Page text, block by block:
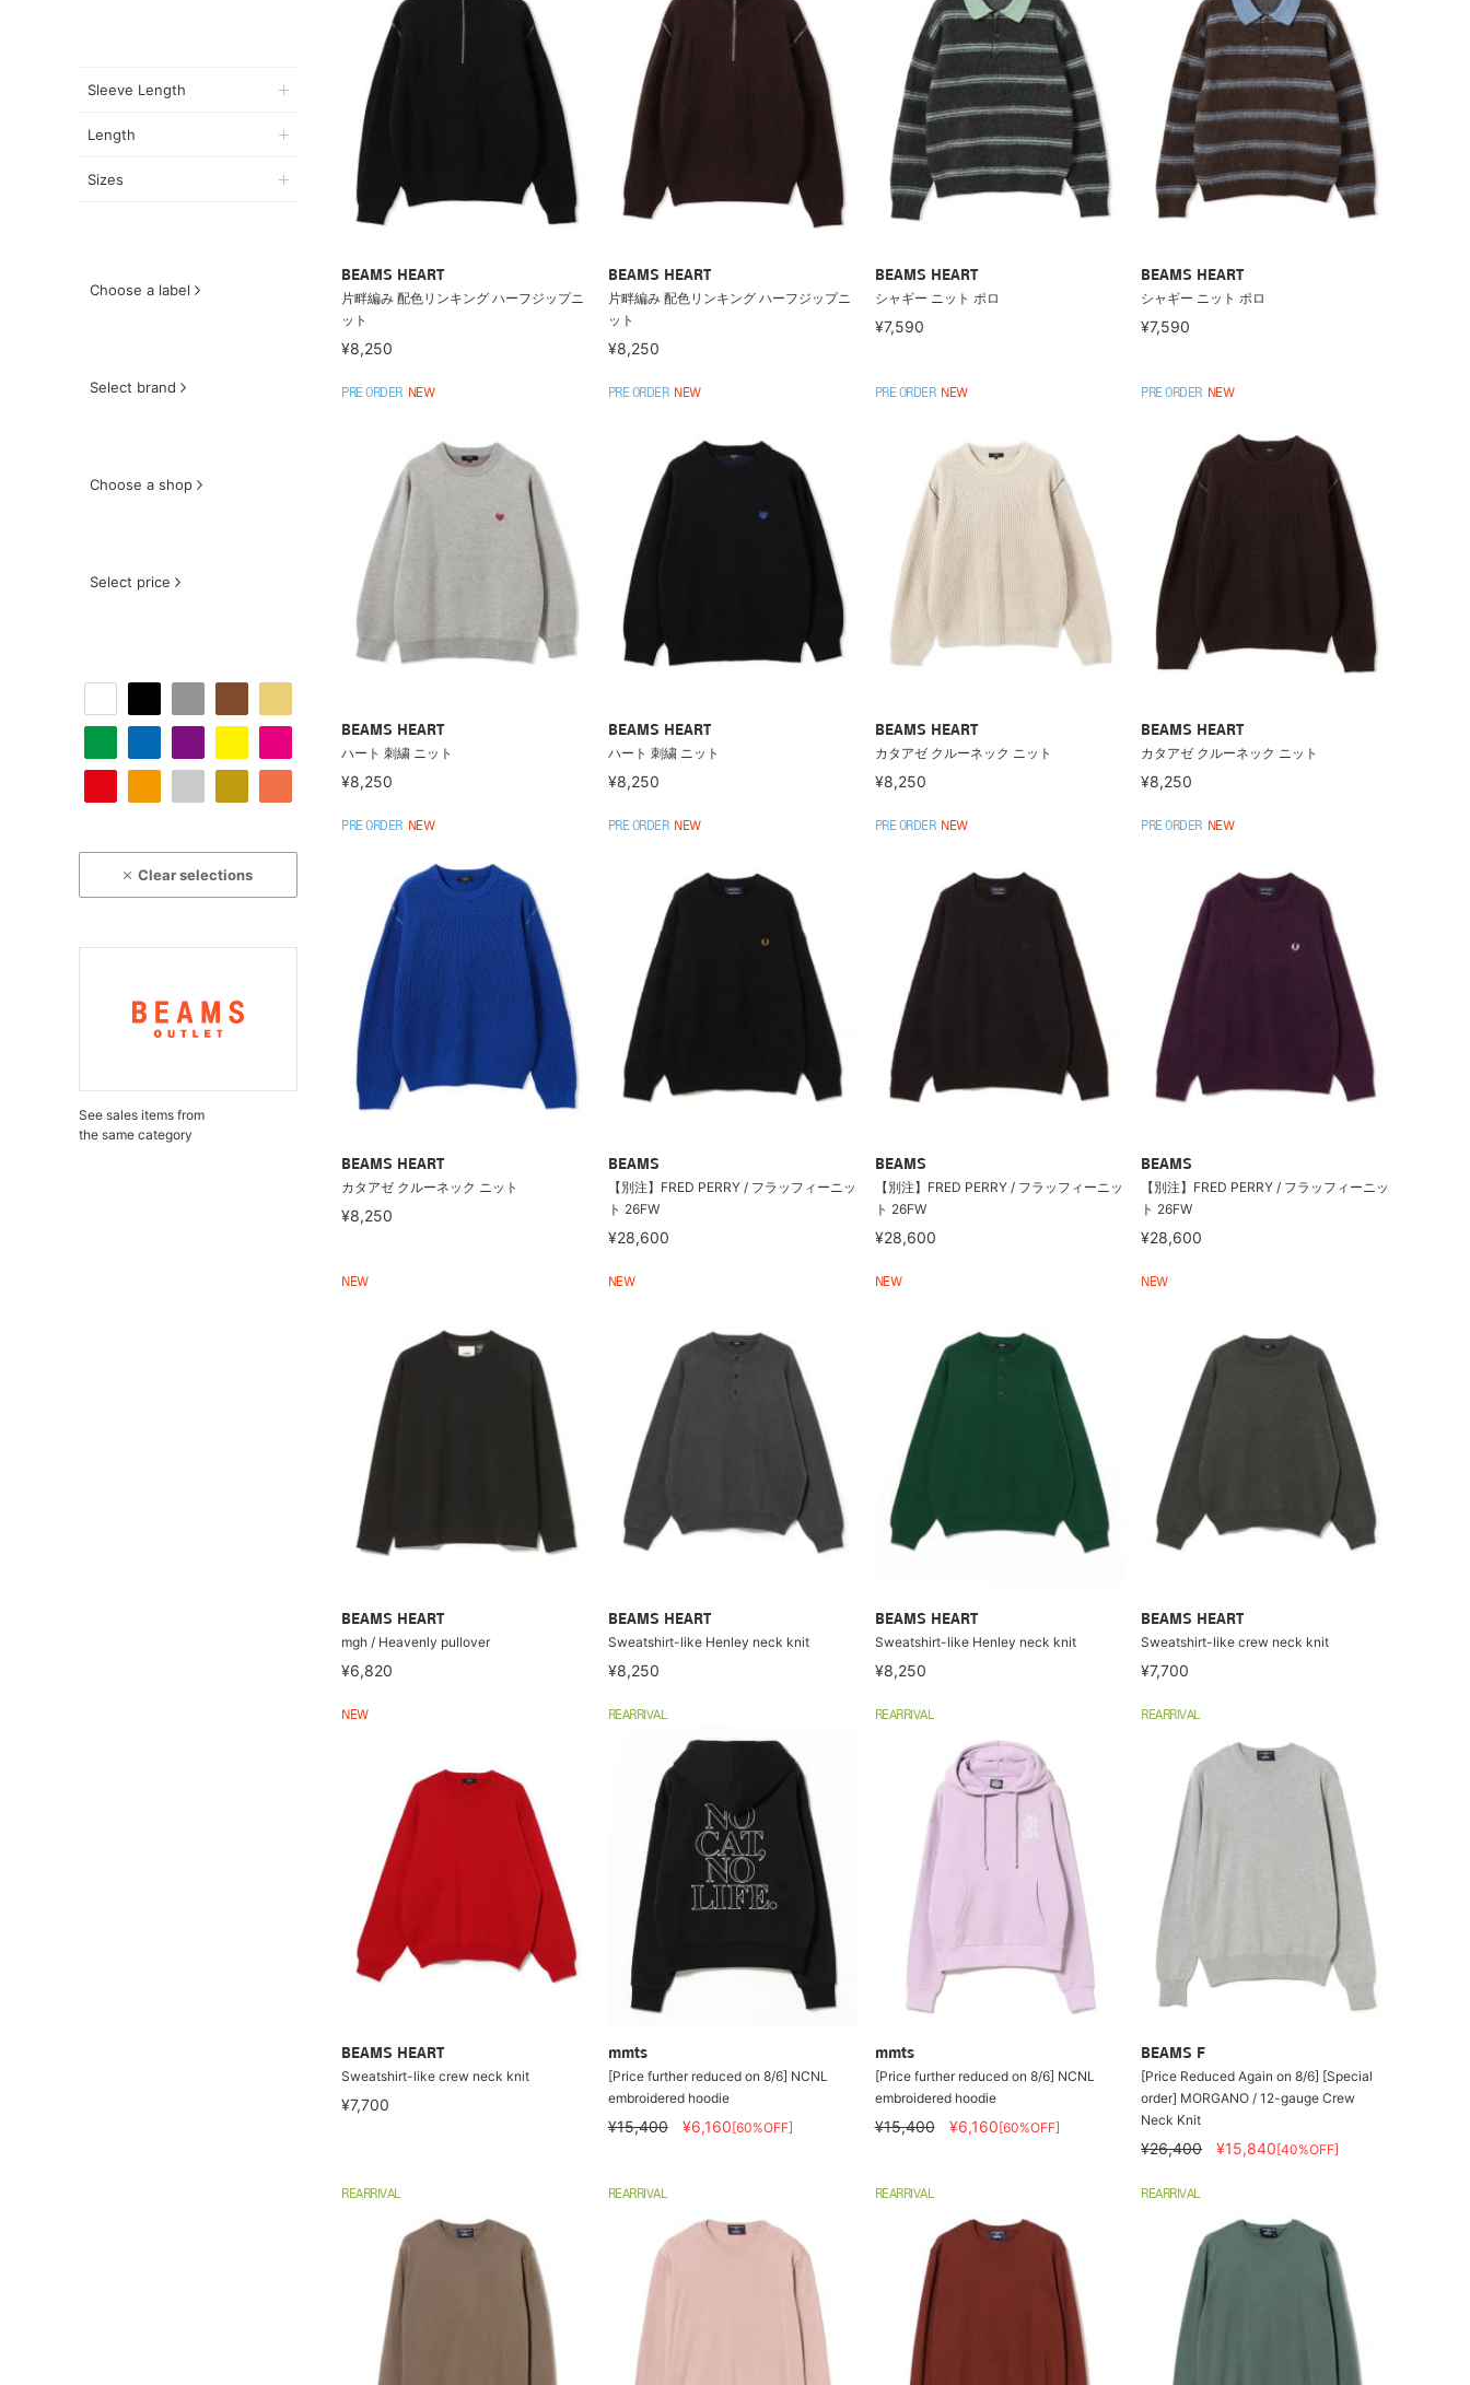
Sleeve Length
Length
Sizes
Choose a label
Select brand
Choose a shop
Select price
Clear selections
See sales items from
the same category
BEAMS HEART
片畔編み 配色リンキング ハーフジップニ
ット
¥8,250
BEAMS HEART
片畔編み 配色リンキング ハーフジップニ
ット
¥8,250
BEAMS HEART
シャギー ニット ポロ
¥7,590
BEAMS HEART
シャギー ニット ポロ
¥7,590
PRE ORDER NEW
BEAMS HEART
ハート 刺繍 ニット
¥8,250
PRE ORDER NEW
BEAMS HEART
ハート 刺繍 ニット
¥8,250
PRE ORDER NEW
BEAMS HEART
カタアゼ クルーネック ニット
¥8,250
PRE ORDER NEW
BEAMS HEART
カタアゼ クルーネック ニット
¥8,250
PRE ORDER NEW
BEAMS HEART
カタアゼ クルーネック ニット
¥8,250
PRE ORDER NEW
BEAMS
【別注】FRED PERRY / フラッフィーニッ
ト 26FW
¥28,600
PRE ORDER NEW
BEAMS
【別注】FRED PERRY / フラッフィーニッ
ト 26FW
¥28,600
PRE ORDER NEW
BEAMS
【別注】FRED PERRY / フラッフィーニッ
ト 26FW
¥28,600
NEW
BEAMS HEART
mgh / Heavenly pullover
¥6,820
NEW
BEAMS HEART
Sweatshirt-like Henley neck knit
¥8,250
NEW
BEAMS HEART
Sweatshirt-like Henley neck knit
¥8,250
NEW
BEAMS HEART
Sweatshirt-like crew neck knit
¥7,700
NEW
BEAMS HEART
Sweatshirt-like crew neck knit
¥7,700
REARRIVAL
mmts
[Price further reduced on 8/6] NCNL
embroidered hoodie
¥15,400 ¥6,160[60%OFF]
REARRIVAL
mmts
[Price further reduced on 8/6] NCNL
embroidered hoodie
¥15,400 ¥6,160[60%OFF]
REARRIVAL
BEAMS F
[Price Reduced Again on 8/6] [Special
order] MORGANO / 12-gauge Crew
Neck Knit
¥26,400 ¥15,840[40%OFF]
REARRIVAL REARRIVAL REARRIVAL REARRIVAL